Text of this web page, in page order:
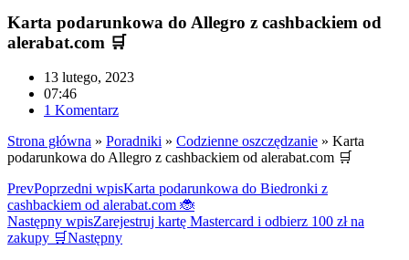
Karta podarunkowa do Allegro z cashbackiem od
alerabat.com 🛒
13 lutego, 2023
07:46
1 Komentarz
Strona główna » Poradniki » Codzienne oszczędzanie » Karta
podarunkowa do Allegro z cashbackiem od alerabat.com 🛒
PrevPoprzedni wpisKarta podarunkowa do Biedronki z
cashbackiem od alerabat.com 🐞
Następny wpisZarejestruj kartę Mastercard i odbierz 100 zł na
zakupy 🛒Następny